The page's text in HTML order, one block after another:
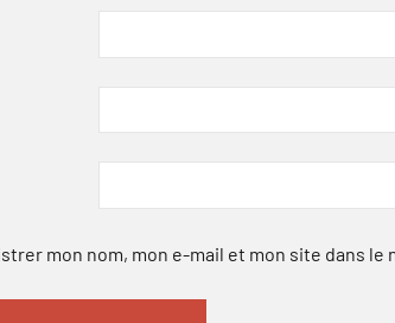
mon nom, mon e-mail et mon site dans